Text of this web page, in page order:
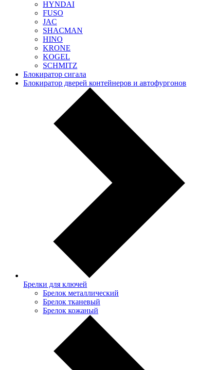
HYNDAI
FUSO
JAC
SHACMAN
HINO
KRONE
KOGEL
SCHMITZ
Блокиратор сигала
Блокиратор дверей контейнеров и автофургонов
Брелки для ключей
Брелок металлический
Брелок тканевый
Брелок кожаный